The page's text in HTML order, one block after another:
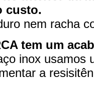
custo.
nem racha
tem um
inox usamos
a